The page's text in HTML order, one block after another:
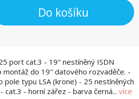
port cat.3 - 19" nestíněný ISDN
montáž do 19" datového rozvaděče. -
pole typu LSA (krone) - 25 nestíněných
cat.3 - horní zářez - barva černá... více
Do košíku